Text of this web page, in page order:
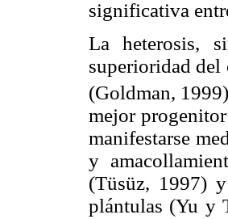
significativa
La heterosis,
superioridad del
(Goldman,
mejor
manifestarse
y
(Tüsüz, 1997)
plántulas (Yu y